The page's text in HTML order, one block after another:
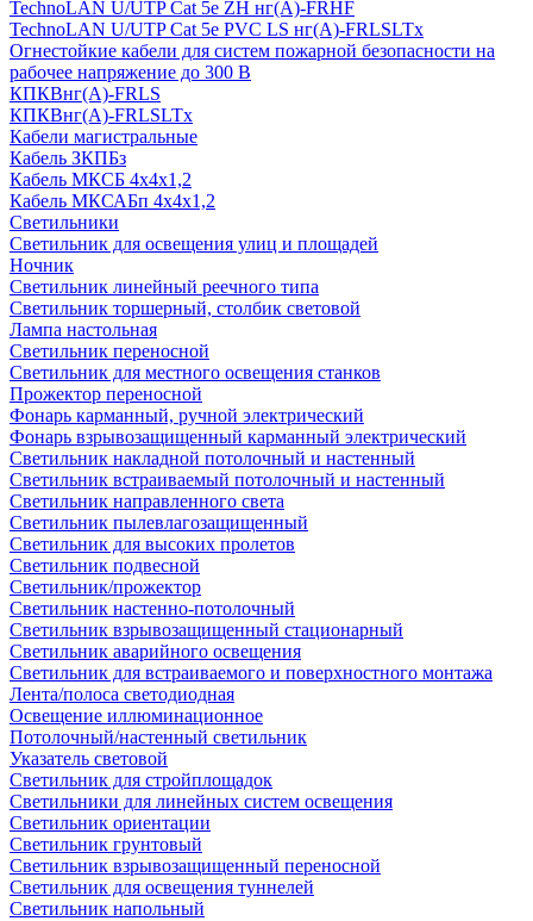
TechnoLAN U/UTP Cat 5e ZH нг(A)-FRHF
TechnoLAN U/UTP Cat 5e PVC LS нг(A)-FRLSLTx
Огнестойкие кабели для систем пожарной безопасности на
рабочее напряжение до 300 В
КПКВнг(A)-FRLS
КПКВнг(A)-FRLSLTx
Кабели магистральные
Кабель ЗКПБз
Кабель МКСБ 4х4х1,2
Кабель МКСАБп 4х4х1,2
Светильники
Светильник для освещения улиц и площадей
Ночник
Светильник линейный реечного типа
Светильник торшерный, столбик световой
Лампа настольная
Светильник переносной
Светильник для местного освещения станков
Прожектор переносной
Фонарь карманный, ручной электрический
Фонарь взрывозащищенный карманный электрический
Светильник накладной потолочный и настенный
Светильник встраиваемый потолочный и настенный
Светильник направленного света
Светильник пылевлагозащищенный
Светильник для высоких пролетов
Светильник подвесной
Светильник/прожектор
Светильник настенно-потолочный
Светильник взрывозащищенный стационарный
Светильник аварийного освещения
Светильник для встраиваемого и поверхностного монтажа
Лента/полоса светодиодная
Освещение иллюминационное
Потолочный/настенный светильник
Указатель световой
Светильник для стройплощадок
Светильники для линейных систем освещения
Светильник ориентации
Светильник грунтовый
Светильник взрывозащищенный переносной
Светильник для освещения туннелей
Светильник напольный